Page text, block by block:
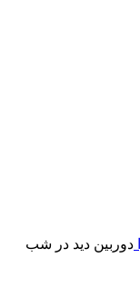
دوربین دید در شب